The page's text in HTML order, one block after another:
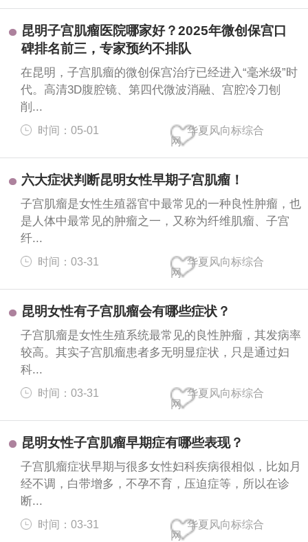
昆明子宫肌瘤医院哪家好？2025年微创保宫口
碑排名前三，专家预约不排队
在昆明，子宫肌瘤的微创保宫治疗已经进入“毫米级”时
代。高清3D腹腔镜、第四代微波消融、宫腔冷刀刨
削...
时间：05-01
华夏风向标综合
网
六大症状判断昆明女性早期子宫肌瘤！
子宫肌瘤是女性生殖器官中最常见的一种良性肿瘤，也
是人体中最常见的肿瘤之一，又称为纤维肌瘤、子宫
纤...
时间：03-31
华夏风向标综合
网
昆明女性有子宫肌瘤会有哪些症状？
子宫肌瘤是女性生殖系统最常见的良性肿瘤，其发病率
较高。其实子宫肌瘤患者多无明显症状，只是通过妇
科...
时间：03-31
华夏风向标综合
网
昆明女性子宫肌瘤早期症有哪些表现？
子宫肌瘤症状早期与很多女性妇科疾病很相似，比如月
经不调，白带增多，不孕不育，压迫症等，所以在诊
断...
时间：03-31
华夏风向标综合
网